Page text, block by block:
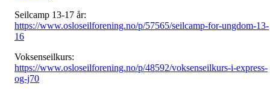
Seilcamp 13-17 år:
https://www.osloseilforening.no/p/57565/seilcamp-for-ungdom-13-
16
Voksenseilkurs:
https://www.osloseilforening.no/p/48592/voksenseilkurs-i-express-
og-j70